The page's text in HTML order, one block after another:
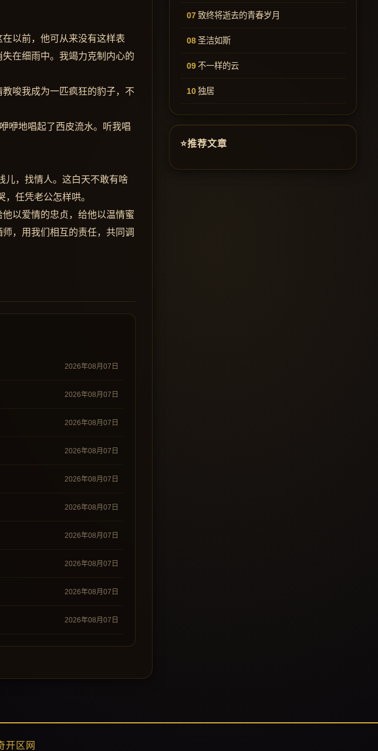
以前，他可从来没有这样表
在细雨中。我竭力克制内心的
唆我成为一匹疯狂的豹子，不
咿地唱起了西皮流水。听我唱
儿，找情人。这白天不敢有啥
任凭老公怎样哄。
以爱情的忠贞，给他以温情蜜
，用我们相互的责任，共同调
2026年08月07日
2026年08月07日
2026年08月07日
2026年08月07日
2026年08月07日
2026年08月07日
2026年08月07日
2026年08月07日
2026年08月07日
2026年08月07日
致终将逝去的青春岁月
圣洁如斯
不一样的云
独居
推荐文章
开区网